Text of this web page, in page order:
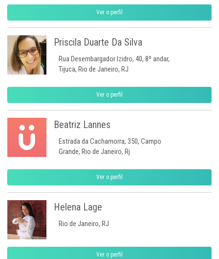
Ver o perfil
Priscila Duarte Da Silva
Rua Desembargador Izidro, 40, 8º andar,
Tijuca, Rio de Janeiro, RJ
Ver o perfil
Beatriz Lannes
Estrada da Cachamorra, 350, Campo
Grande, Rio de Janeiro, Rj
Ver o perfil
Helena Lage
Rio de Janeiro, RJ
Ver o perfil